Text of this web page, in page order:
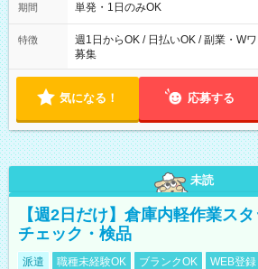
期間 単発・1日のみOK
特徴
週1日からOK / 日払いOK / 副業・W
募集
気になる！ 応募する
未読
【週2日だけ】倉庫内軽作業ス
チェック・検品
派遣 職種未経験OK ブランクOK WEB登